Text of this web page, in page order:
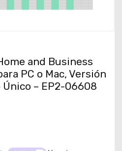
and Business
PC o Mac, Versión
Único – EP2-06608